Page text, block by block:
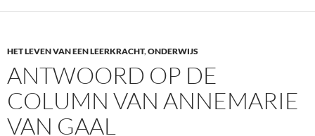
HET LEVEN VAN EEN LEERKRACHT,ONDERWIJS
ANTWOORD OP DE
COLUMN VAN ANNEMARIE
VAN GAAL